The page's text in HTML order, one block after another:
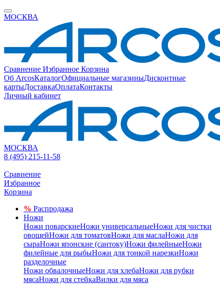
МОСКВА
Сравнение Избранное Корзина
Об ArcosКаталогОфициальные магазиныДисконтные
картыДоставкаОплатаКонтакты
Личный кабинет
МОСКВА
8 (495) 215-11-58
Сравнение
Избранное
Корзина
% Распродажа
Ножи
Ножи поварскиеНожи универсальныеНожи для чистки
овощейНожи для томатовНожи для маслаНожи для
сыраНожи японские (сантоку)Ножи филейныеНожи
филейные для рыбыНожи для тонкой нарезкиНожи
разделочные
Ножи обвалочныеНожи для хлебаНожи для рубки
мясаНожи для стейкаВилки для мяса